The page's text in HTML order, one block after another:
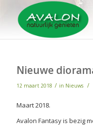
Nieuwe
12 maart 2018 / in Nieuws /
Maart 2018.
Avalon Fantasy is bezig